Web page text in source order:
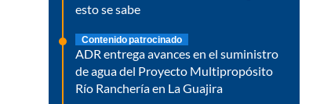
esto se sabe
Contenido patrocinado
ADR entrega avances en el suministro
de agua del Proyecto Multipropósito
Río Ranchería en La Guajira